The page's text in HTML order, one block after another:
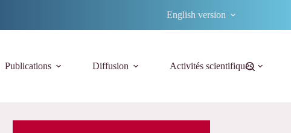
English version
Publications Diffusion Activités scientifiques